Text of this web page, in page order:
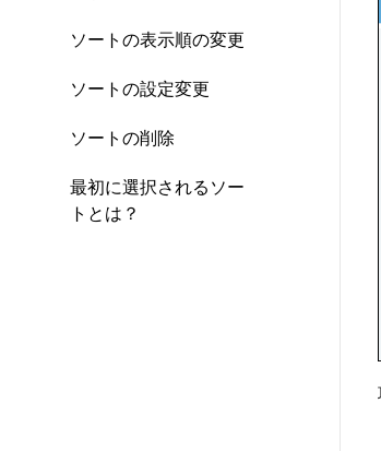
ソートの表示順の変更
ソートの設定変更
ソートの削除
最初に選択されるソー
トとは？